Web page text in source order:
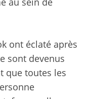
ont ​​éclaté après
sont devenus
que toutes les